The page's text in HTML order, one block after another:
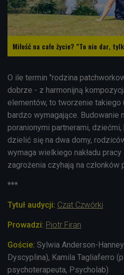
Miłość na całe życie? "To nie dar,
O ile termin "rodzina
dobrze - z harmonijną
elementów, to tworzenie takiego
bardzo wymagające. Budowanie
poranionymi partnerami,
dzielić się na dwa domy,
wymaga wielkiego nakładu pracy
zagrożenia czyhają na
***
Tytuł audycji: Czat Czwórki
Prowadzi: Piotr Firan
Goście: Sylwia Anderson-
Dyscyplina), Kamila Tagliaferro
psychoterapeuta, Psycholab)